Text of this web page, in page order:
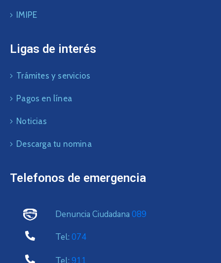
IMIPE
Ligas de interés
Trámites y servicios
Pagos en línea
Noticias
Descarga tu nomina
Telefonos de emergencia
Denuncia Ciudadana 089
Tel: 074
Tel: 911